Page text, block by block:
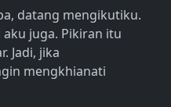
datang mengikutiku.
juga. Pikiran itu
Jadi, jika
mengkhianati